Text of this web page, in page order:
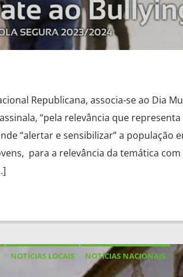
Republicana, associa-se ao Dia
“pela relevância que
“alertar e sensibilizar” a população
para a relevância da temática
NOTÍCIAS LOCAIS NOTÍCIAS NACIONAIS